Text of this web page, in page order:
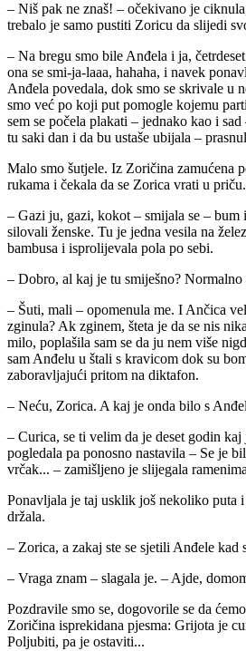
– Niš pak ne znaš! – očekivano je
trebalo je samo pustiti Zoricu da slijedi
– Na bregu smo bile Anđela i ja,
ona se smi-ja-laaa, hahaha, i navek
Anđela povedala, dok smo se skrivale u
smo već po koji put pomogle kojemu
sem se počela plakati – jednako kao i
tu saki dan i da bu ustaše ubijala –
Malo smo šutjele. Iz Zoričina zamućena
rukama i čekala da se Zorica vrati u
– Gazi ju, gazi, kokot – smijala se –
silovali ženske. Tu je jedna vesila na
bambusa i isprolijevala pola po sebi.
– Dobro, al kaj je tu smiješno? Normalno
– Šuti, mali – opomenula me. I Ančica
zginula? Ak zginem, šteta je da se nis
milo, poplašila sam se da ju nem više
sam Anđelu u štali s kravicom dok su
zaboravljajući pritom na diktafon.
– Neću, Zorica. A kaj je onda bilo s
– Curica, se ti velim da je deset godin
pogledala pa ponosno nastavila – Se je
vrčak... – zamišljeno je slijegala
Ponavljala je taj usklik još nekoliko puta
držala.
– Zorica, a zakaj ste se sjetili Anđele kad
– Vraga znam – slagala je. – Ajde,
Pozdravile smo se, dogovorile se da
Zoričina isprekidana pjesma: Grijota je
Poljubiti, pa je ostaviti...